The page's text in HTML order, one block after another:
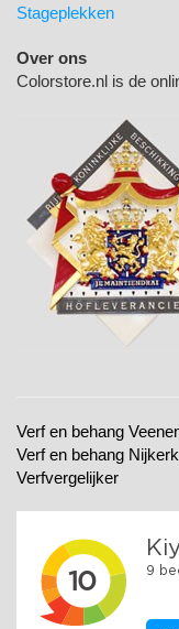
Stageplekken
Over ons
Colorstore.nl is de
Verf en behang
Verf en behang Nijkerk
Verfvergelijker